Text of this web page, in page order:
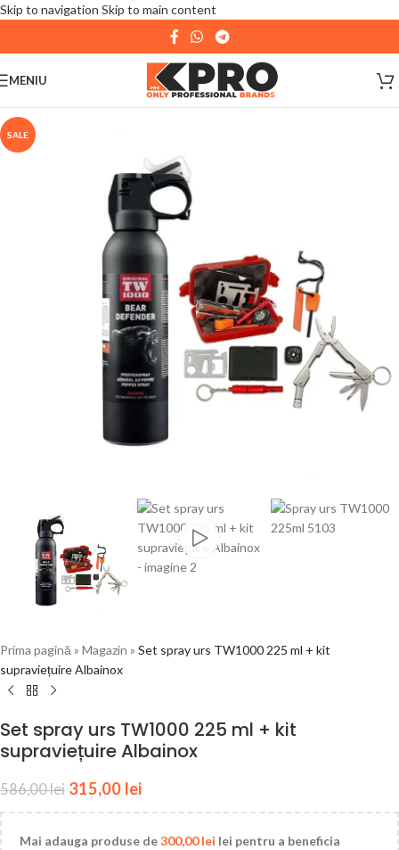
Skip to navigation Skip to main content
| 📦 Program livrari|In perioada11 August - 18
August,
magazinul KPRO este inchis. Comenziile
plasate pana in data de 10 August, la ora 15:00, vor fi
MENIU
SALE
Prima pagină » Magazin » Set spray urs TW1000 225 ml + kit
supraviețuire Albainox
Set spray urs TW1000 225 ml + kit
supraviețuire Albainox
586,00lei 315,00 lei
Mai adauga produse de300,00lei lei pentru a beneficia